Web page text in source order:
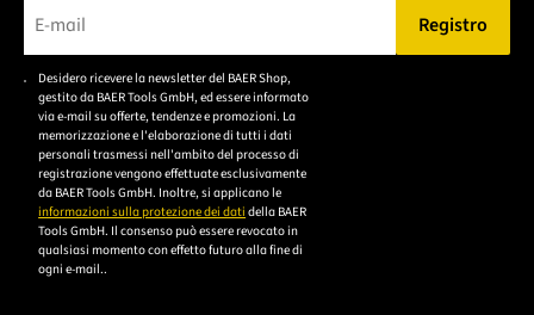
Bitte geben Sie eine gültige E-Mail-Adresse ein.
Registro
Desidero ricevere la newsletter del BAER Shop,
gestito da BAER Tools GmbH, ed essere informato
via e-mail su offerte, tendenze e promozioni. La
memorizzazione e l'elaborazione di tutti i dati
personali trasmessi nell'ambito del processo di
registrazione vengono effettuate esclusivamente
da BAER Tools GmbH. Inoltre, si applicano le
informazioni sulla protezione dei dati della BAER
Tools GmbH. Il consenso può essere revocato in
qualsiasi momento con effetto futuro alla fine di
ogni e-mail..